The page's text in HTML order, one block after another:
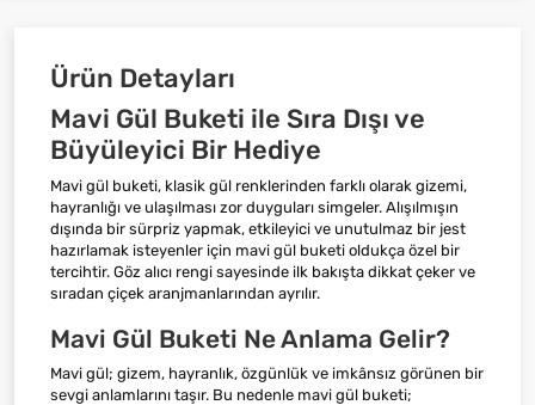
Ürün Detayları
Mavi Gül Buketi ile Sıra Dışı ve
Büyüleyici Bir Hediye
Mavi gül buketi, klasik gül renklerinden farklı olarak gizemi,
hayranlığı ve ulaşılması zor duyguları simgeler. Alışılmışın
dışında bir sürpriz yapmak, etkileyici ve unutulmaz bir jest
hazırlamak isteyenler için mavi gül buketi oldukça özel bir
tercihtir. Göz alıcı rengi sayesinde ilk bakışta dikkat çeker ve
sıradan çiçek aranjmanlarından ayrılır.
Mavi Gül Buketi Ne Anlama Gelir?
Mavi gül; gizem, hayranlık, özgünlük ve imkânsız görünen bir
sevgi anlamlarını taşır. Bu nedenle mavi gül buketi;